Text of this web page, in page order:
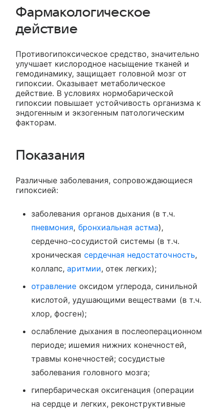
Фармакологическое
действие
Противогипоксическое средство, значительно
улучшает кислородное насыщение тканей и
гемодинамику, защищает головной мозг от
гипоксии. Оказывает метаболическое
действие. В условиях нормобарической
гипоксии повышает устойчивость организма к
эндогенным и экзогенным патологическим
факторам.
Показания
Различные заболевания, сопровождающиеся
гипоксией:
заболевания органов дыхания (в т.ч.
пневмония, бронхиальная астма),
сердечно-сосудистой системы (в т.ч.
хроническая сердечная недостаточность,
коллапс,аритмии, отек легких);
отравление оксидом углерода, синильной
кислотой, удушающими веществами (в т.ч.
хлор, фосген);
ослабление дыхания в послеоперационном
периоде; ишемия нижних конечностей,
травмы конечностей; сосудистые
заболевания головного мозга;
гипербарическая оксигенация (операции
на сердце и легких, реконструктивные